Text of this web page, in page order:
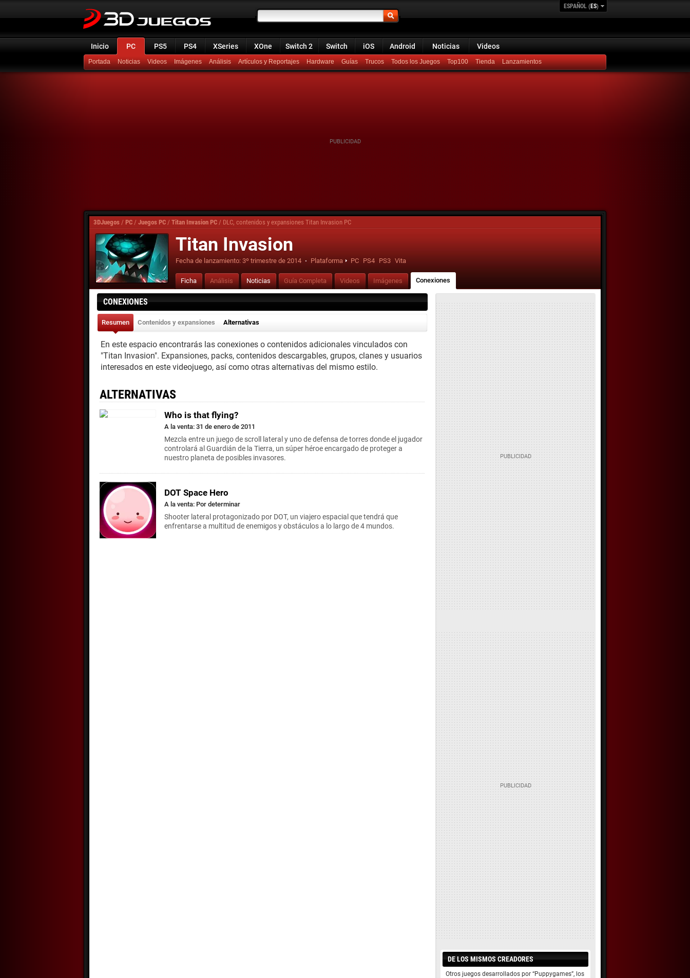
ESPAÑOL (ES)
Inicio PC PS5 PS4 XSeries XOne Switch 2 Switch iOS Android Noticias Videos
Portada Noticias Videos Imágenes Análisis Artículos y Reportajes Hardware Guías Trucos Todos los Juegos Top100 Lanzamientos
3DJuegos / PC / Juegos PC / Titan Invasion PC / DLC, contenidos y expansiones Titan Invasion PC
Titan Invasion
Fecha de lanzamiento: 3º trimestre de 2014 · Plataforma PC PS4 PS3 Vita
Ficha Análisis Noticias Guía Completa Videos Imágenes Conexiones
CONEXIONES
Resumen Contenidos y expansiones Alternativas
En este espacio encontrarás las conexiones o contenidos adicionales vinculados con
"Titan Invasion". Expansiones, packs, contenidos descargables, grupos, clanes y usuarios
interesados en este videojuego, así como otras alternativas del mismo estilo.
ALTERNATIVAS
Who is that flying?
A la venta: 31 de enero de 2011
Mezcla entre un juego de scroll lateral y uno de defensa de torres donde el jugador
controlará al Guardián de la Tierra, un súper héroe encargado de proteger a
nuestro planeta de posibles invasores.
DOT Space Hero
A la venta: Por determinar
Shooter lateral protagonizado por DOT, un viajero espacial que tendrá que
enfrentarse a multitud de enemigos y obstáculos a lo largo de 4 mundos.
DE LOS MISMOS CREADORES
Otros juegos desarrollados por “Puppygames”, los